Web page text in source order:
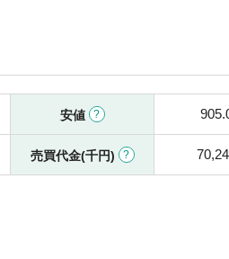
安値
売買代金(千円)